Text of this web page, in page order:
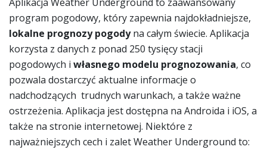
program pogodowy, który zapewnia najdokładniejsze,
lokalne prognozy pogodyna całym świecie. Aplikacja
korzysta z danych z ponad 250 tysięcy stacji
pogodowych i własnego modelu prognozowania, co
pozwala dostarczyć aktualne informacje o
nadchodzących trudnych warunkach, a także ważne
ostrzeżenia. Aplikacja jest dostępna na Androida i iOS, a
także na stronie internetowej. Niektóre z
najważniejszych cech i zalet Weather Underground to: